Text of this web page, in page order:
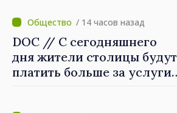
/ 14 часов назад
DOC // С сегодняшнего
дня жители столицы будут
платить больше за услуги